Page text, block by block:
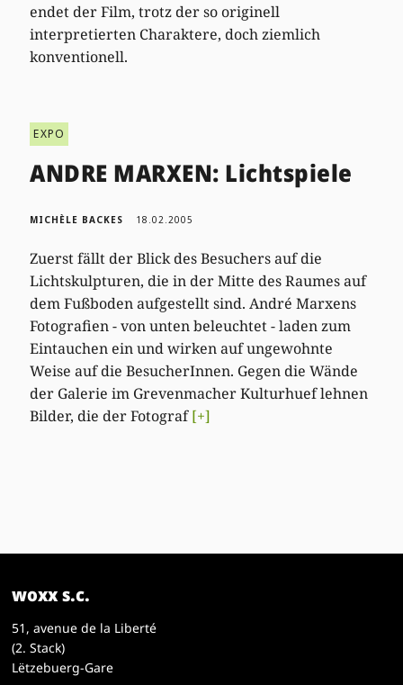
endet der Film, trotz der so originell
interpretierten Charaktere, doch ziemlich
konventionell.
EXPO
ANDRE MARXEN: Lichtspiele
MICHÈLE BACKES 18.02.2005
Zuerst fällt der Blick des Besuchers auf die
Lichtskulpturen, die in der Mitte des Raumes auf
dem Fußboden aufgestellt sind. André Marxens
Fotografien - von unten beleuchtet - laden zum
Eintauchen ein und wirken auf ungewohnte
Weise auf die BesucherInnen. Gegen die Wände
der Galerie im Grevenmacher Kulturhuef lehnen
Bilder, die der Fotograf[+]
woxx s.c.
51, avenue de la Liberté
(2. Stack)
Lëtzebuerg-Gare